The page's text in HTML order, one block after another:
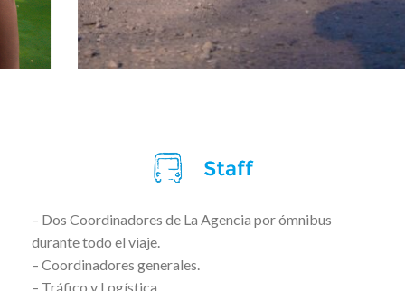
– Dos Coordinadores de La Agencia por ómnibus
durante todo el viaje.
– Coordinadores generales.
– Tráfico y Logística.